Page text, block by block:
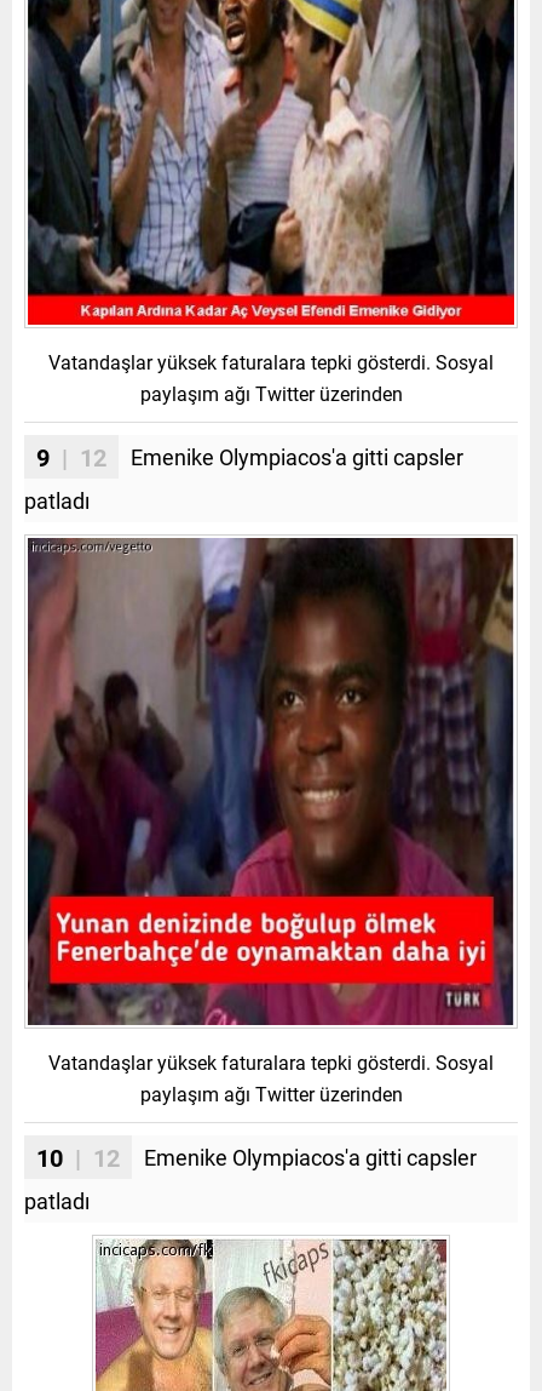
Vatandaşlar yüksek faturalara tepki gösterdi. Sosyal
paylaşım ağı Twitter üzerinden
9 | 12
Emenike Olympiacos'a gitti capsler
patladı
Vatandaşlar yüksek faturalara tepki gösterdi. Sosyal
paylaşım ağı Twitter üzerinden
10 | 12
Emenike Olympiacos'a gitti capsler
patladı